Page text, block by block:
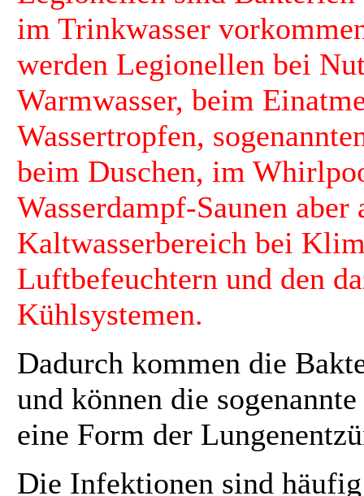
im Trinkwasser
werden Legionellen bei
Warmwasser, beim
Wassertropfen,
beim Duschen, im
Wasserdampf-Saunen aber
Kaltwasserbereich bei
Luftbefeuchtern und den
Kühlsystemen.
Dadurch kommen die
und können die
eine Form der
Die Infektionen sind